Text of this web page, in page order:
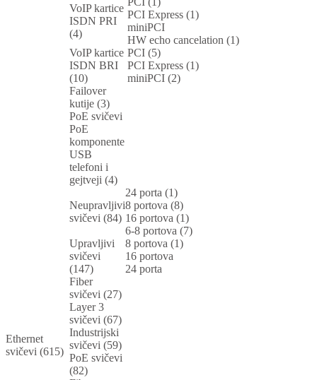
VoIP kartice
ISDN PRI
(4)
PCI Express (1)
miniPCI
HW echo cancelation (1)
VoIP kartice
ISDN BRI
(10)
PCI (5)
PCI Express (1)
miniPCI (2)
Failover
kutije (3)
PoE svičevi
PoE
komponente
USB
telefoni i
gejtveji (4)
Ethernet
svičevi (615)
Neupravljivi
svičevi (84)
24 porta (1)
8 portova (8)
16 portova (1)
6-8 portova (7)
Upravljivi
svičevi
(147)
8 portova (1)
16 portova
24 porta
Fiber
svičevi (27)
Layer 3
svičevi (67)
Industrijski
svičevi (59)
PoE svičevi
(82)